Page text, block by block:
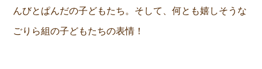
んびとぱんだの子どもたち。そして、何とも嬉しそうな
ごりら組の子どもたちの表情！